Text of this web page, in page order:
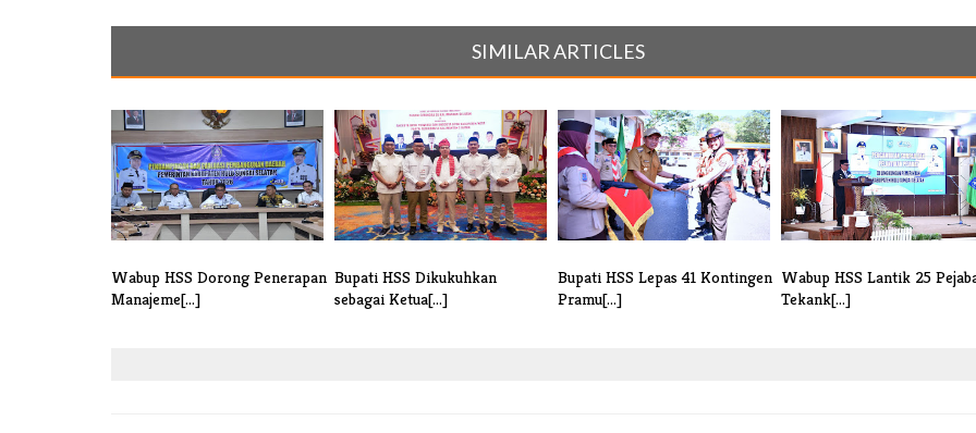
SIMILAR ARTICLES
Wabup HSS Dorong Penerapan
Manajeme[...]
Bupati HSS Dikukuhkan
sebagai Ketua[...]
Bupati HSS Lepas 41 Kontingen
Pramu[...]
Wabup HSS Lantik 25
Tekank[...]